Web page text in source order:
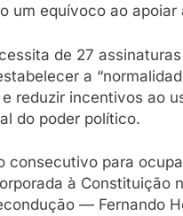
um equívoco ao apoiar
de 27
a
reduzir incentivos ao
do poder político.
consecutivo para
à Constituição
— Fernando